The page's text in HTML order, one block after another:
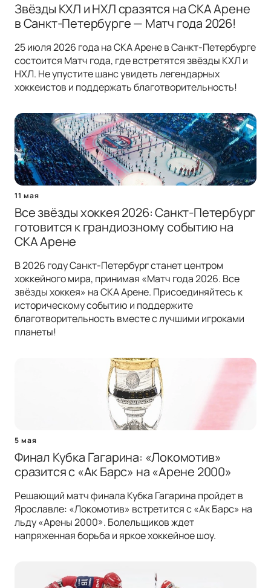
Звёзды КХЛ и НХЛ сразятся на СКА Арене
в Санкт-Петербурге — Матч года 2026!
25 июля 2026 года на СКА Арене в Санкт-Петербурге
состоится Матч года, где встретятся звёзды КХЛ и
НХЛ. Не упустите шанс увидеть легендарных
хоккеистов и поддержать благотворительность!
11 мая
Все звёзды хоккея 2026: Санкт-Петербург
готовится к грандиозному событию на
СКА Арене
В 2026 году Санкт-Петербург станет центром
хоккейного мира, принимая «Матч года 2026. Все
звёзды хоккея» на СКА Арене. Присоединяйтесь к
историческому событию и поддержите
благотворительность вместе с лучшими игроками
планеты!
5 мая
Финал Кубка Гагарина: «Локомотив»
сразится с «Ак Барс» на «Арене 2000»
Решающий матч финала Кубка Гагарина пройдет в
Ярославле: «Локомотив» встретится с «Ак Барс» на
льду «Арены 2000». Болельщиков ждет
напряженная борьба и яркое хоккейное шоу.